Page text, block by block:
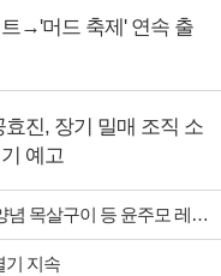
→'머드 축제' 연속 출
효진, 장기 밀매 조직 소
예고
구이 등 윤주모 레시피 섭렵
기 지속